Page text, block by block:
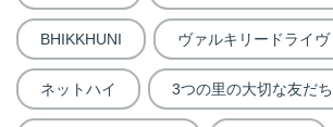
BHIKKHUNI ヴァルキリードライヴ
ネットハイ 3つの里の大切な友だち